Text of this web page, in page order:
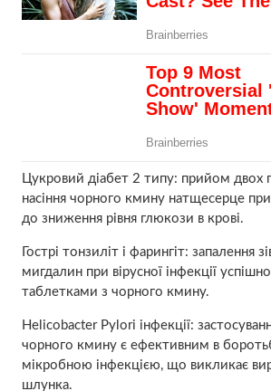
Цукровий діабет 2 типу: прийом двох
насіння чорного кмину натщесерце
до зниження рівня глюкози в крові.
Гострі тонзиліт і фарингіт: запалення
мигдалин при вірусної інфекції
таблетками з чорного кмину.
Helicobacter Pylori інфекції:
чорного кмину є ефективним в
мікробною інфекцією, що викликає
шлунка.